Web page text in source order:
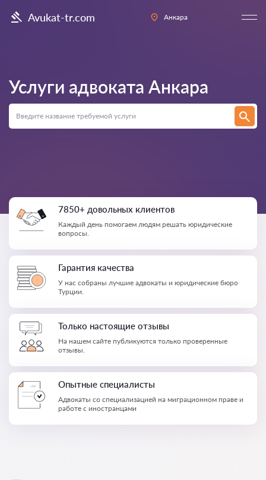
Avukat-tr.com Анкара
Услуги адвоката Анкара
7850+ довольных клиентов
Каждый день помогаем людям решать юридические
вопросы.
Гарантия качества
У нас собраны лучшие адвокаты и юридические бюро
Турции.
Только настоящие отзывы
На нашем сайте публикуются только проверенные
отзывы.
Опытные специалисты
Адвокаты со специализацией на миграционном праве и
работе с иностранцами